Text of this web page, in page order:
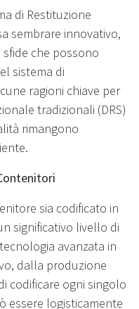
di Restituzione
sembrare innovativo,
che possono
sistema di
ragioni chiave per
tradizionali (DRS)
rimangono
sia codificato in
significativo livello di
avanzata in
dalla produzione
codificare ogni singolo
essere logisticamente